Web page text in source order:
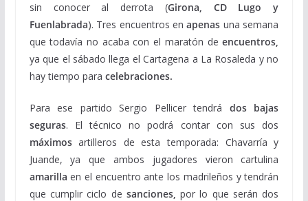
sin conocer al derrota (Girona, CD Lugo y
Fuenlabrada). Tres encuentros enapenas una semana
que todavía no acaba con el maratón deencuentros,
ya que el sábado llega el Cartagena a La Rosaleda y no
hay tiempo para celebraciones.
Para ese partido Sergio Pellicer tendrá dos bajas
seguras. El técnico no podrá contar con sus dos
máximosartilleros de esta temporada: Chavarría y
Juande, ya que ambos jugadores vieron cartulina
amarilla en el encuentro ante los madrileños y tendrán
que cumplir ciclo de sanciones, por lo que serán dos